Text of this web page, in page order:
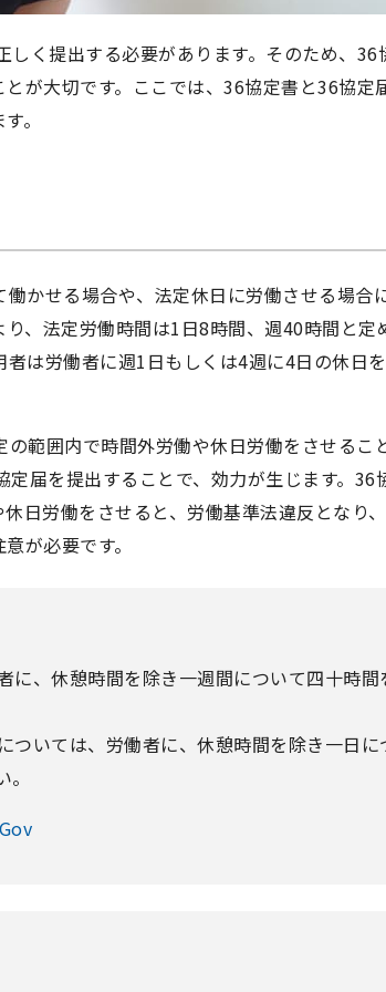
く提出する必要があります。そのため、36
が大切です。ここでは、36協定書と36協定
。
かせる場合や、法定休日に労働させる場合
、法定労働時間は1日8時間、週40時間と定
は労働者に週1日もしくは4週に4日の休日
範囲内で時間外労働や休日労働をさせるこ
定届を提出することで、効力が生じます。36
日労働をさせると、労働基準法違反となり
が必要です。
、休憩時間を除き一週間について四十時間
いては、労働者に、休憩時間を除き一日に